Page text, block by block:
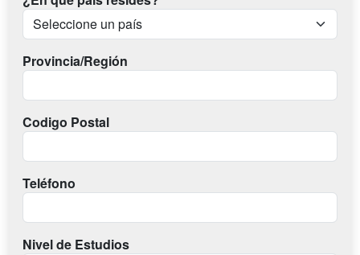
Provincia/Región
Codigo Postal
Teléfono
Nivel de Estudios